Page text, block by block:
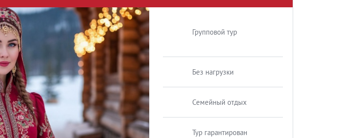
Групповой тур
Без нагрузки
Семейный отдых
Тур гарантирован